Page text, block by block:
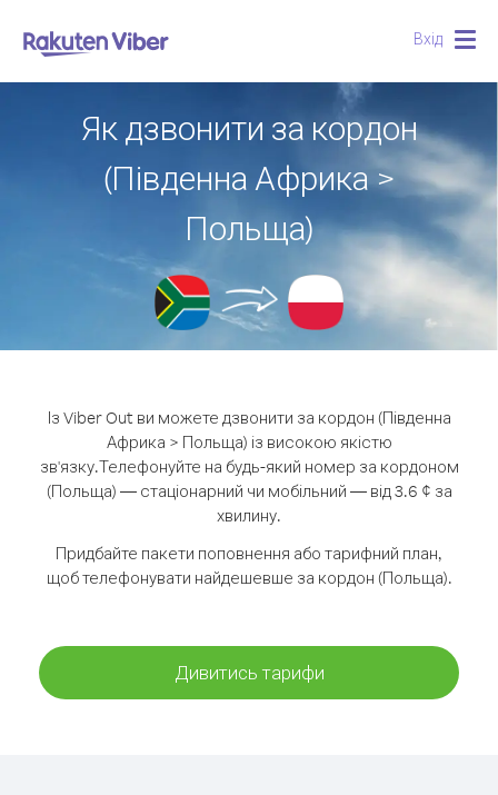
Вхід
Як дзвонити за кордон
(Південна Африка >
Польща)
Із Viber Out ви можете дзвонити за кордон (Південна
Африка > Польща) із високою якістю
зв'язку.Телефонуйте на будь-який номер за кордоном
(Польща) — стаціонарний чи мобільний — від 3.6 ¢ за
хвилину.
Придбайте пакети поповнення або тарифний план,
щоб телефонувати найдешевше за кордон (Польща).
Дивитись тарифи